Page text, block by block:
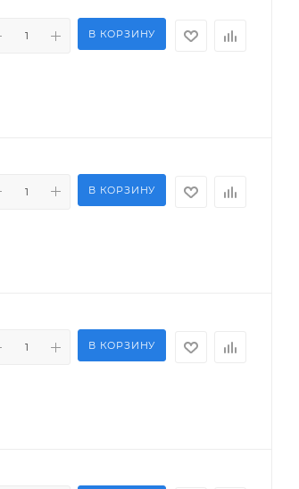
В КОРЗИНУ
В КОРЗИНУ
В КОРЗИНУ